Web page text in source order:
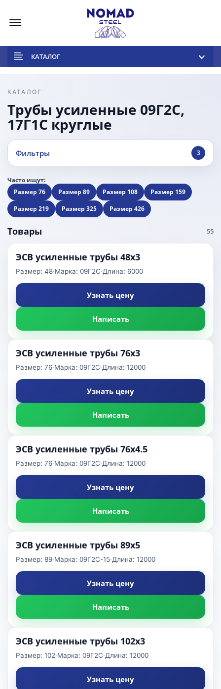
КАТАЛОГ
КАТАЛОГ
Трубы усиленные 09Г2С,
17Г1С круглые
Фильтры 3
Часто ищут:
Размер 76
Размер 89 Размер 108
Размер 159
Размер 219
Размер 325 Размер 426
Товары 55
ЭСВ усиленные трубы 48x3
Размер: 48·Марка: 09Г2С·Длина: 6000
Узнать цену
Написать
ЭСВ усиленные трубы 76x3
Размер: 76·Марка: 09Г2С·Длина: 12000
Узнать цену
Написать
ЭСВ усиленные трубы 76x4.5
Размер: 76·Марка: 09Г2С·Длина: 12000
Узнать цену
Написать
ЭСВ усиленные трубы 89x5
Размер: 89·Марка: 09Г2С-15·Длина: 12000
Узнать цену
Написать
ЭСВ усиленные трубы 102x3
Размер: 102·Марка: 09Г2С·Длина: 12000
Узнать цену